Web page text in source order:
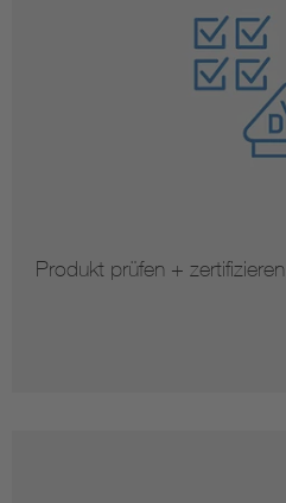
Produkt prüfen + zertifizieren